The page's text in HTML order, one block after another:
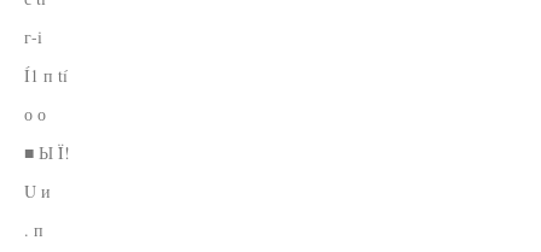
г-i
Í1 п tí
о о
■ Ы Ï!
U и
. п